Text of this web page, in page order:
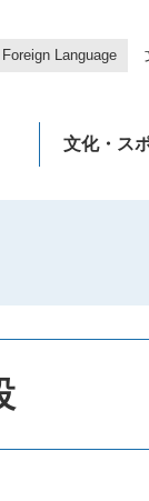
Foreign Language
文化・ス